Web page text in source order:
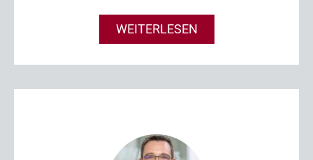
WEITERLESEN